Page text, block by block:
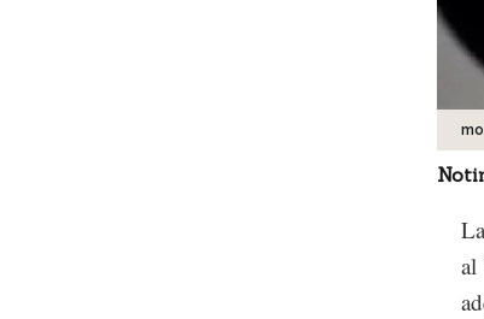
al